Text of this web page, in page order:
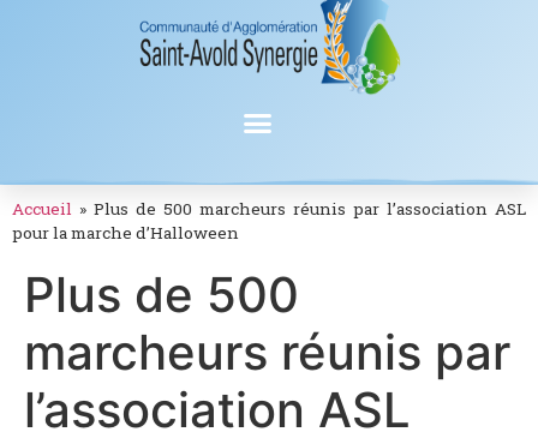
Accueil » Plus de 500 marcheurs réunis par l’association ASL
pour la marche d’Halloween
Plus de 500
marcheurs réunis par
l’association ASL